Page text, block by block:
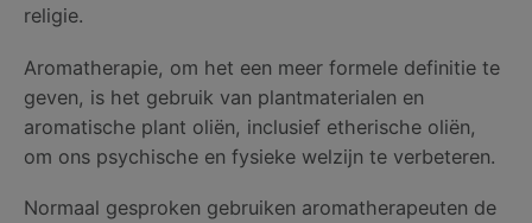
religie.
Aromatherapie, om het een meer formele definitie te
geven, is het gebruik van plantmaterialen en
aromatische plant oliën, inclusief etherische oliën,
om ons psychische en fysieke welzijn te verbeteren.
Normaal gesproken gebruiken aromatherapeuten de